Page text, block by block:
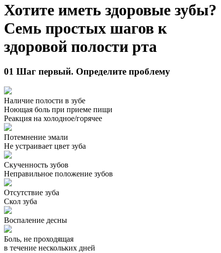
Хотите иметь здоровые зубы?
Семь простых шагов к
здоровой полости рта
01 Шаг первый. Определите проблему
Наличие полости в зубе
Ноющая боль при приеме пищи
Реакция на холодное/горячее
Потемнение эмали
Не устраивает цвет зуба
Скученность зубов
Неправильное положение зубов
Отсутствие зуба
Скол зуба
Воспаление десны
Боль, не проходящая
в течение нескольких дней